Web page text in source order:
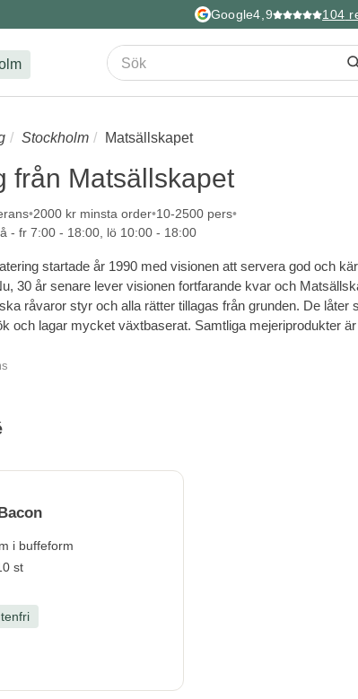
Google4,9 104
Stockholm Matsällskapet
från Matsällskapet
2000 kr minsta order 10-2500 pers
- fr 7:00 - 18:00, lö 10:00 - 18:00
startade år 1990 med visionen att servera god och
30 år senare lever visionen fortfarande kvar och
råvaror styr och alla rätter tillagas från grunden. De låter
och lagar mycket växtbaserat. Samtliga mejeriprodukter
i buffeform
st